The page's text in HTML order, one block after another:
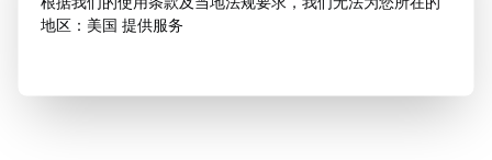
地区：美国 提供服务